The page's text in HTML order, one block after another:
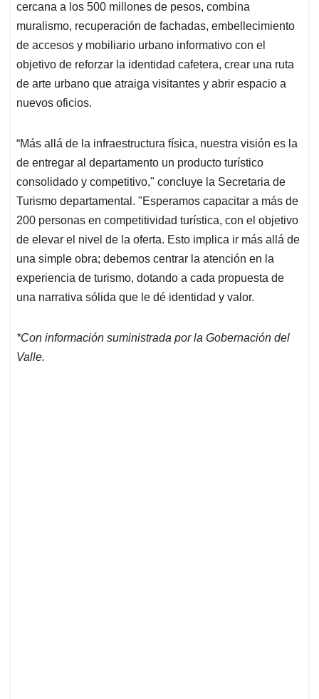
cercana a los 500 millones de pesos, combina
muralismo, recuperación de fachadas, embellecimiento
de accesos y mobiliario urbano informativo con el
objetivo de reforzar la identidad cafetera, crear una ruta
de arte urbano que atraiga visitantes y abrir espacio a
nuevos oficios.
“Más allá de la infraestructura física, nuestra visión es la
de entregar al departamento un producto turístico
consolidado y competitivo," concluye la Secretaria de
Turismo departamental. "Esperamos capacitar a más de
200 personas en competitividad turística, con el objetivo
de elevar el nivel de la oferta. Esto implica ir más allá de
una simple obra; debemos centrar la atención en la
experiencia de turismo, dotando a cada propuesta de
una narrativa sólida que le dé identidad y valor.
*Con información suministrada por la Gobernación del
Valle.